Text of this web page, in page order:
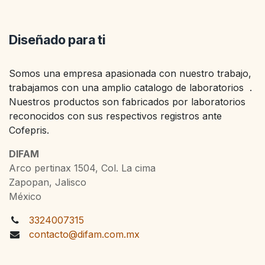
Diseñado para ti
Somos una empresa apasionada con nuestro trabajo,
trabajamos con una amplio catalogo de laboratorios .
Nuestros productos son fabricados por laboratorios
reconocidos con sus respectivos registros ante
Cofepris.
DIFAM
Arco pertinax 1504, Col. La cima
Zapopan, Jalisco
México
3324007315
contacto@difam.com.mx